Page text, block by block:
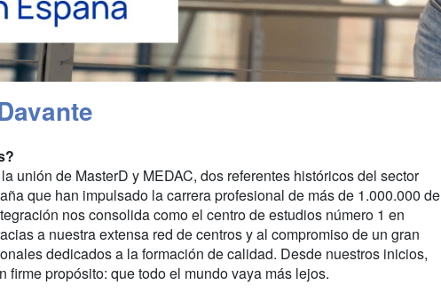
unión de MasterD y MEDAC, dos referentes históricos del sector
que han impulsado la carrera profesional de más de 1.000.000 de
nos consolida como el centro de estudios número 1 en
a nuestra extensa red de centros y al compromiso de un gran
dedicados a la formación de calidad. Desde nuestros inicios,
firme propósito: que todo el mundo vaya más lejos.